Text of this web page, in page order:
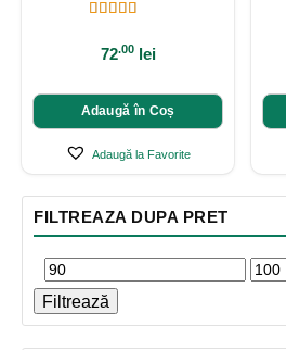
FILTREAZA DUPA PRET
Filtrează
72.00 lei
Adaugă în Coș
Adaugă la Favorite